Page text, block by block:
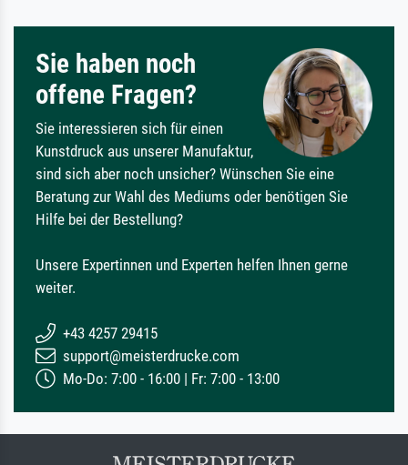
Sie haben noch
offene Fragen?
Sie interessieren sich für einen
Kunstdruck aus unserer Manufaktur,
sind sich aber noch unsicher? Wünschen Sie eine
Beratung zur Wahl des Mediums oder benötigen Sie
Hilfe bei der Bestellung?
Unsere Expertinnen und Experten helfen Ihnen gerne
weiter.
+43 4257 29415
support@meisterdrucke.com
Mo-Do: 7:00 - 16:00 | Fr: 7:00 - 13:00